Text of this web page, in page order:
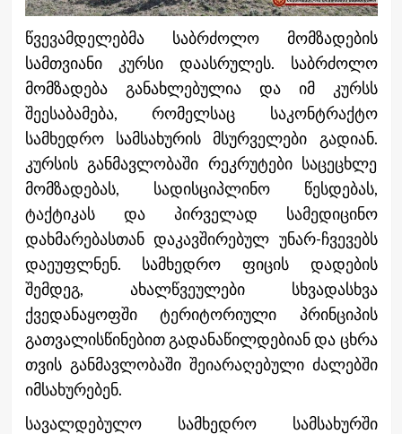
წვევამდელებმა საბრძოლო მომზადების
სამთვიანი კურსი დაასრულეს. საბრძოლო
მომზადება განახლებულია და იმ კურსს
შეესაბამება, რომელსაც საკონტრაქტო
სამხედრო სამსახურის მსურველები გადიან.
კურსის განმავლობაში რეკრუტები საცეცხლე
მომზადებას, სადისციპლინო წესდებას,
ტაქტიკას და პირველად სამედიცინო
დახმარებასთან დაკავშირებულ უნარ-ჩვევებს
დაეუფლნენ. სამხედრო ფიცის დადების
შემდეგ, ახალწვეულები სხვადასხვა
ქვედანაყოფში ტერიტორიული პრინციპის
გათვალისწინებით გადანაწილდებიან და ცხრა
თვის განმავლობაში შეიარაღებული ძალებში
იმსახურებენ.
სავალდებულო სამხედრო სამსახურში